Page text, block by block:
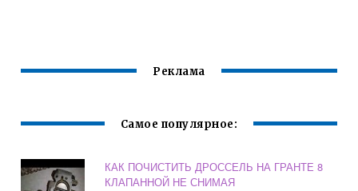
Реклама
Самое популярное:
КАК ПОЧИСТИТЬ ДРОССЕЛЬ НА ГРАНТЕ 8
КЛАПАННОЙ НЕ СНИМАЯ